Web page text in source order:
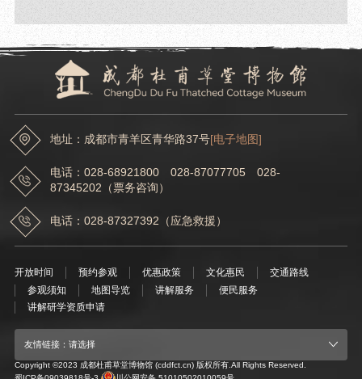
地址：成都市青羊区青华路37号[电子地图]
电话：028-68921800 028-87077705 028-
87345202（票务咨询）
电话：028-87327392（应急救援）
开放时间 预约参观 优惠政策 文化惠民
交通路线
参观须知
地图导览 讲解服务
便民服务
讲解研学资质申请
友情链接：请选择
Copyright ©2023 成都杜甫草堂博物馆 (cddfct.cn) 版权所有.All Rights Reserved.